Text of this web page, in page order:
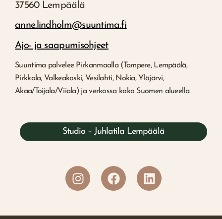
37560 Lempäälä
anne.lindholm@suuntima.fi
Ajo- ja saapumisohjeet
Suuntima palvelee Pirkanmaalla (Tampere, Lempäälä,
Pirkkala, Valkeakoski, Vesilahti, Nokia, Ylöjärvi,
Akaa/Toijala/Viiala) ja verkossa koko Suomen alueella.
Studio – Juhlatila Lempäälä